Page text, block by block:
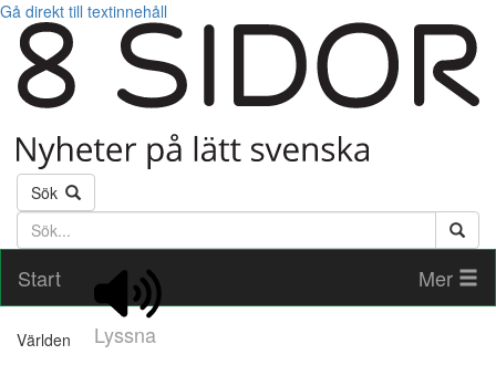
Gå direkt till textinnehåll
Sök
Söktext
Start
Lyssna
Mer
Världen